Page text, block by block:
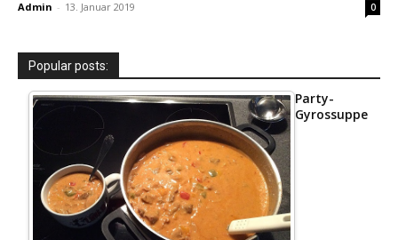
Admin - 13. Januar 2019 0
Popular posts:
Party-
Gyrossuppe